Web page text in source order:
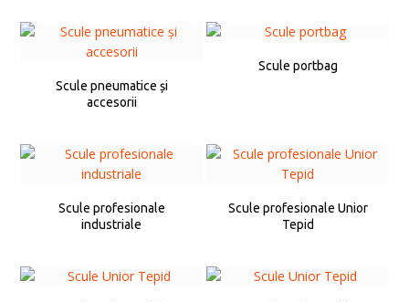
Scule pneumatice și
accesorii
Scule portbag
Scule profesionale
industriale
Scule profesionale Unior
Tepid